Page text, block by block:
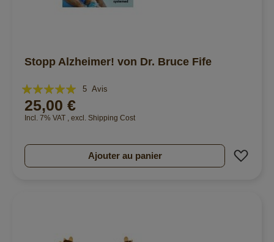
Stopp Alzheimer! von Dr. Bruce Fife
Évaluation:
100%
5 Avis
25,00 €
Incl. 7% VAT excl. Shipping Cost
Ajouter au panier